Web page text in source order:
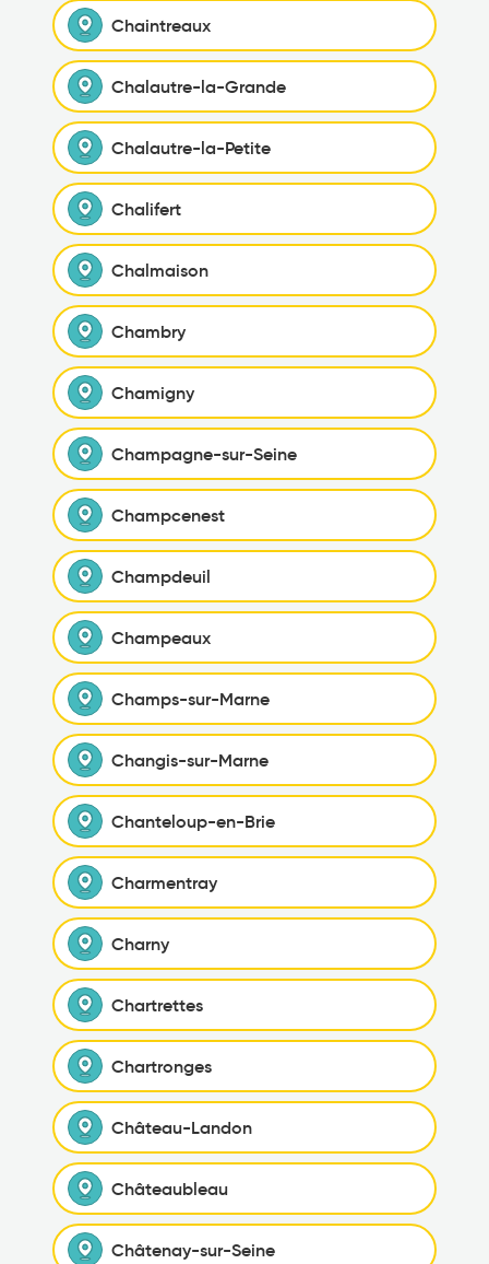
Chaintreaux
Chalautre-la-Grande
Chalautre-la-Petite
Chalifert
Chalmaison
Chambry
Chamigny
Champagne-sur-Seine
Champcenest
Champdeuil
Champeaux
Champs-sur-Marne
Changis-sur-Marne
Chanteloup-en-Brie
Charmentray
Charny
Chartrettes
Chartronges
Château-Landon
Châteaubleau
Châtenay-sur-Seine